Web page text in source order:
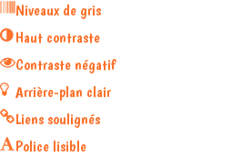
Niveaux de gris
Haut contraste
Contraste négatif
Arrière-plan clair
Liens soulignés
Police lisible